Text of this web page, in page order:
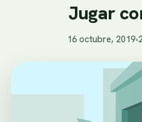
Jugar
16 octubre, 2019•